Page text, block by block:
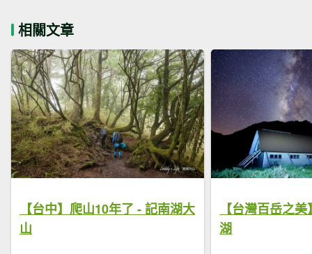
相關文章
【台中】爬山10年了 - 記南湖大
山
【台灣百岳之
湖